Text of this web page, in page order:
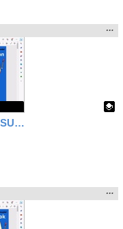
1 ESO 3.5 SPEAKING PERSUASIVE TEXT: MODEL TEMPLATE- BOOK PODCAST
la
…
la
…